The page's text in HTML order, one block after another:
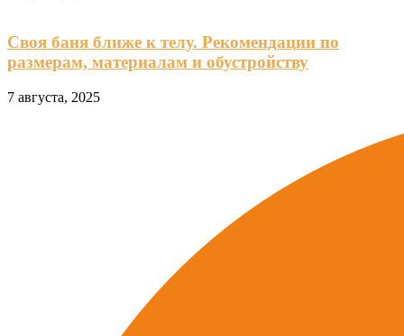
Своя баня ближе к телу. Рекомендации по
размерам, материалам и обустройству
7 августа, 2025